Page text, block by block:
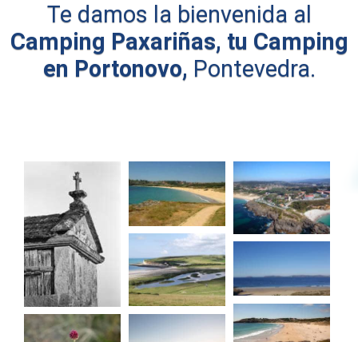
Te damos la bienvenida al
Camping Paxariñas, tu Camping
en Portonovo, Pontevedra.